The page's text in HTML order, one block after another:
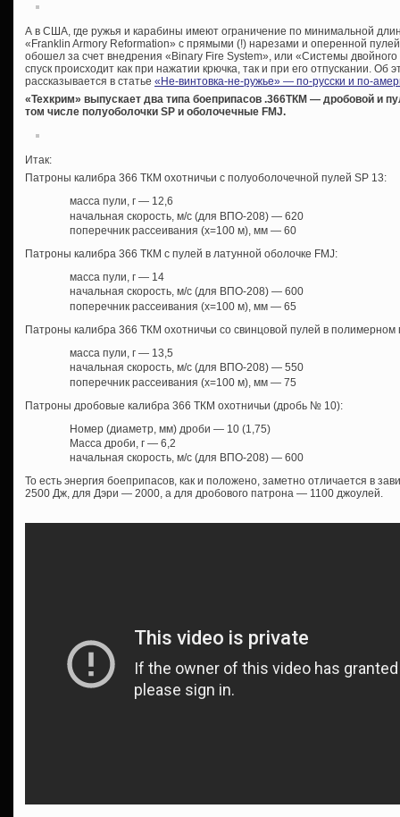
А в США, где ружья и карабины имеют ограничение по минимальной
«Franklin Armory Reformation» с прямыми (!) нарезами и оперенной
обошел за счет внедрения «Binary Fire System», или «Системы
спуск происходит как при нажатии крючка, так и при его отпускании. Об
рассказывается в статье «Не-винтовка-не-ружье» — по-русски и по-
«Техкрим» выпускает два типа боеприпасов .366ТКМ — дробовой и
том числе полуоболочки SP и оболочечные FMJ.
Итак:
Патроны калибра 366 ТКМ охотничьи с полуоболочечной пулей SP 13:
масса пули, г — 12,6
начальная скорость, м/с (для ВПО-208) — 620
поперечник рассеивания (х=100 м), мм — 60
Патроны калибра 366 ТКМ с пулей в латунной оболочке FMJ:
масса пули, г — 14
начальная скорость, м/с (для ВПО-208) — 600
поперечник рассеивания (х=100 м), мм — 65
Патроны калибра 366 ТКМ охотничьи со свинцовой пулей в полимерном
масса пули, г — 13,5
начальная скорость, м/с (для ВПО-208) — 550
поперечник рассеивания (х=100 м), мм — 75
Патроны дробовые калибра 366 ТКМ охотничьи (дробь № 10):
Номер (диаметр, мм) дроби — 10 (1,75)
Масса дроби, г — 6,2
начальная скорость, м/с (для ВПО-208) — 600
То есть энергия боеприпасов, как и положено, заметно отличается в
2500 Дж, для Дэри — 2000, а для дробового патрона — 1100 джоулей.